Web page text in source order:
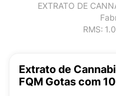
EXTRATO DE
RMS:
Extrato de
FQM Gotas com